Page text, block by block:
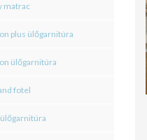
matrac
plus ülőgarnitúra
ülőgarnitúra
fotel